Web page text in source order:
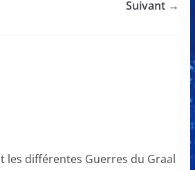
Suivant →
les différentes Guerres du Graal